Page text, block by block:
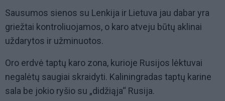
Sausumos sienos su Lenkija ir Lietuva jau dabar yra
griežtai kontroliuojamos, o karo atveju būtų aklinai
uždarytos ir užminuotos.
Oro erdvė taptų karo zona, kurioje Rusijos lėktuvai
negalėtų saugiai skraidyti. Kaliningradas taptų karine
sala be jokio ryšio su „didžiąja“ Rusija.